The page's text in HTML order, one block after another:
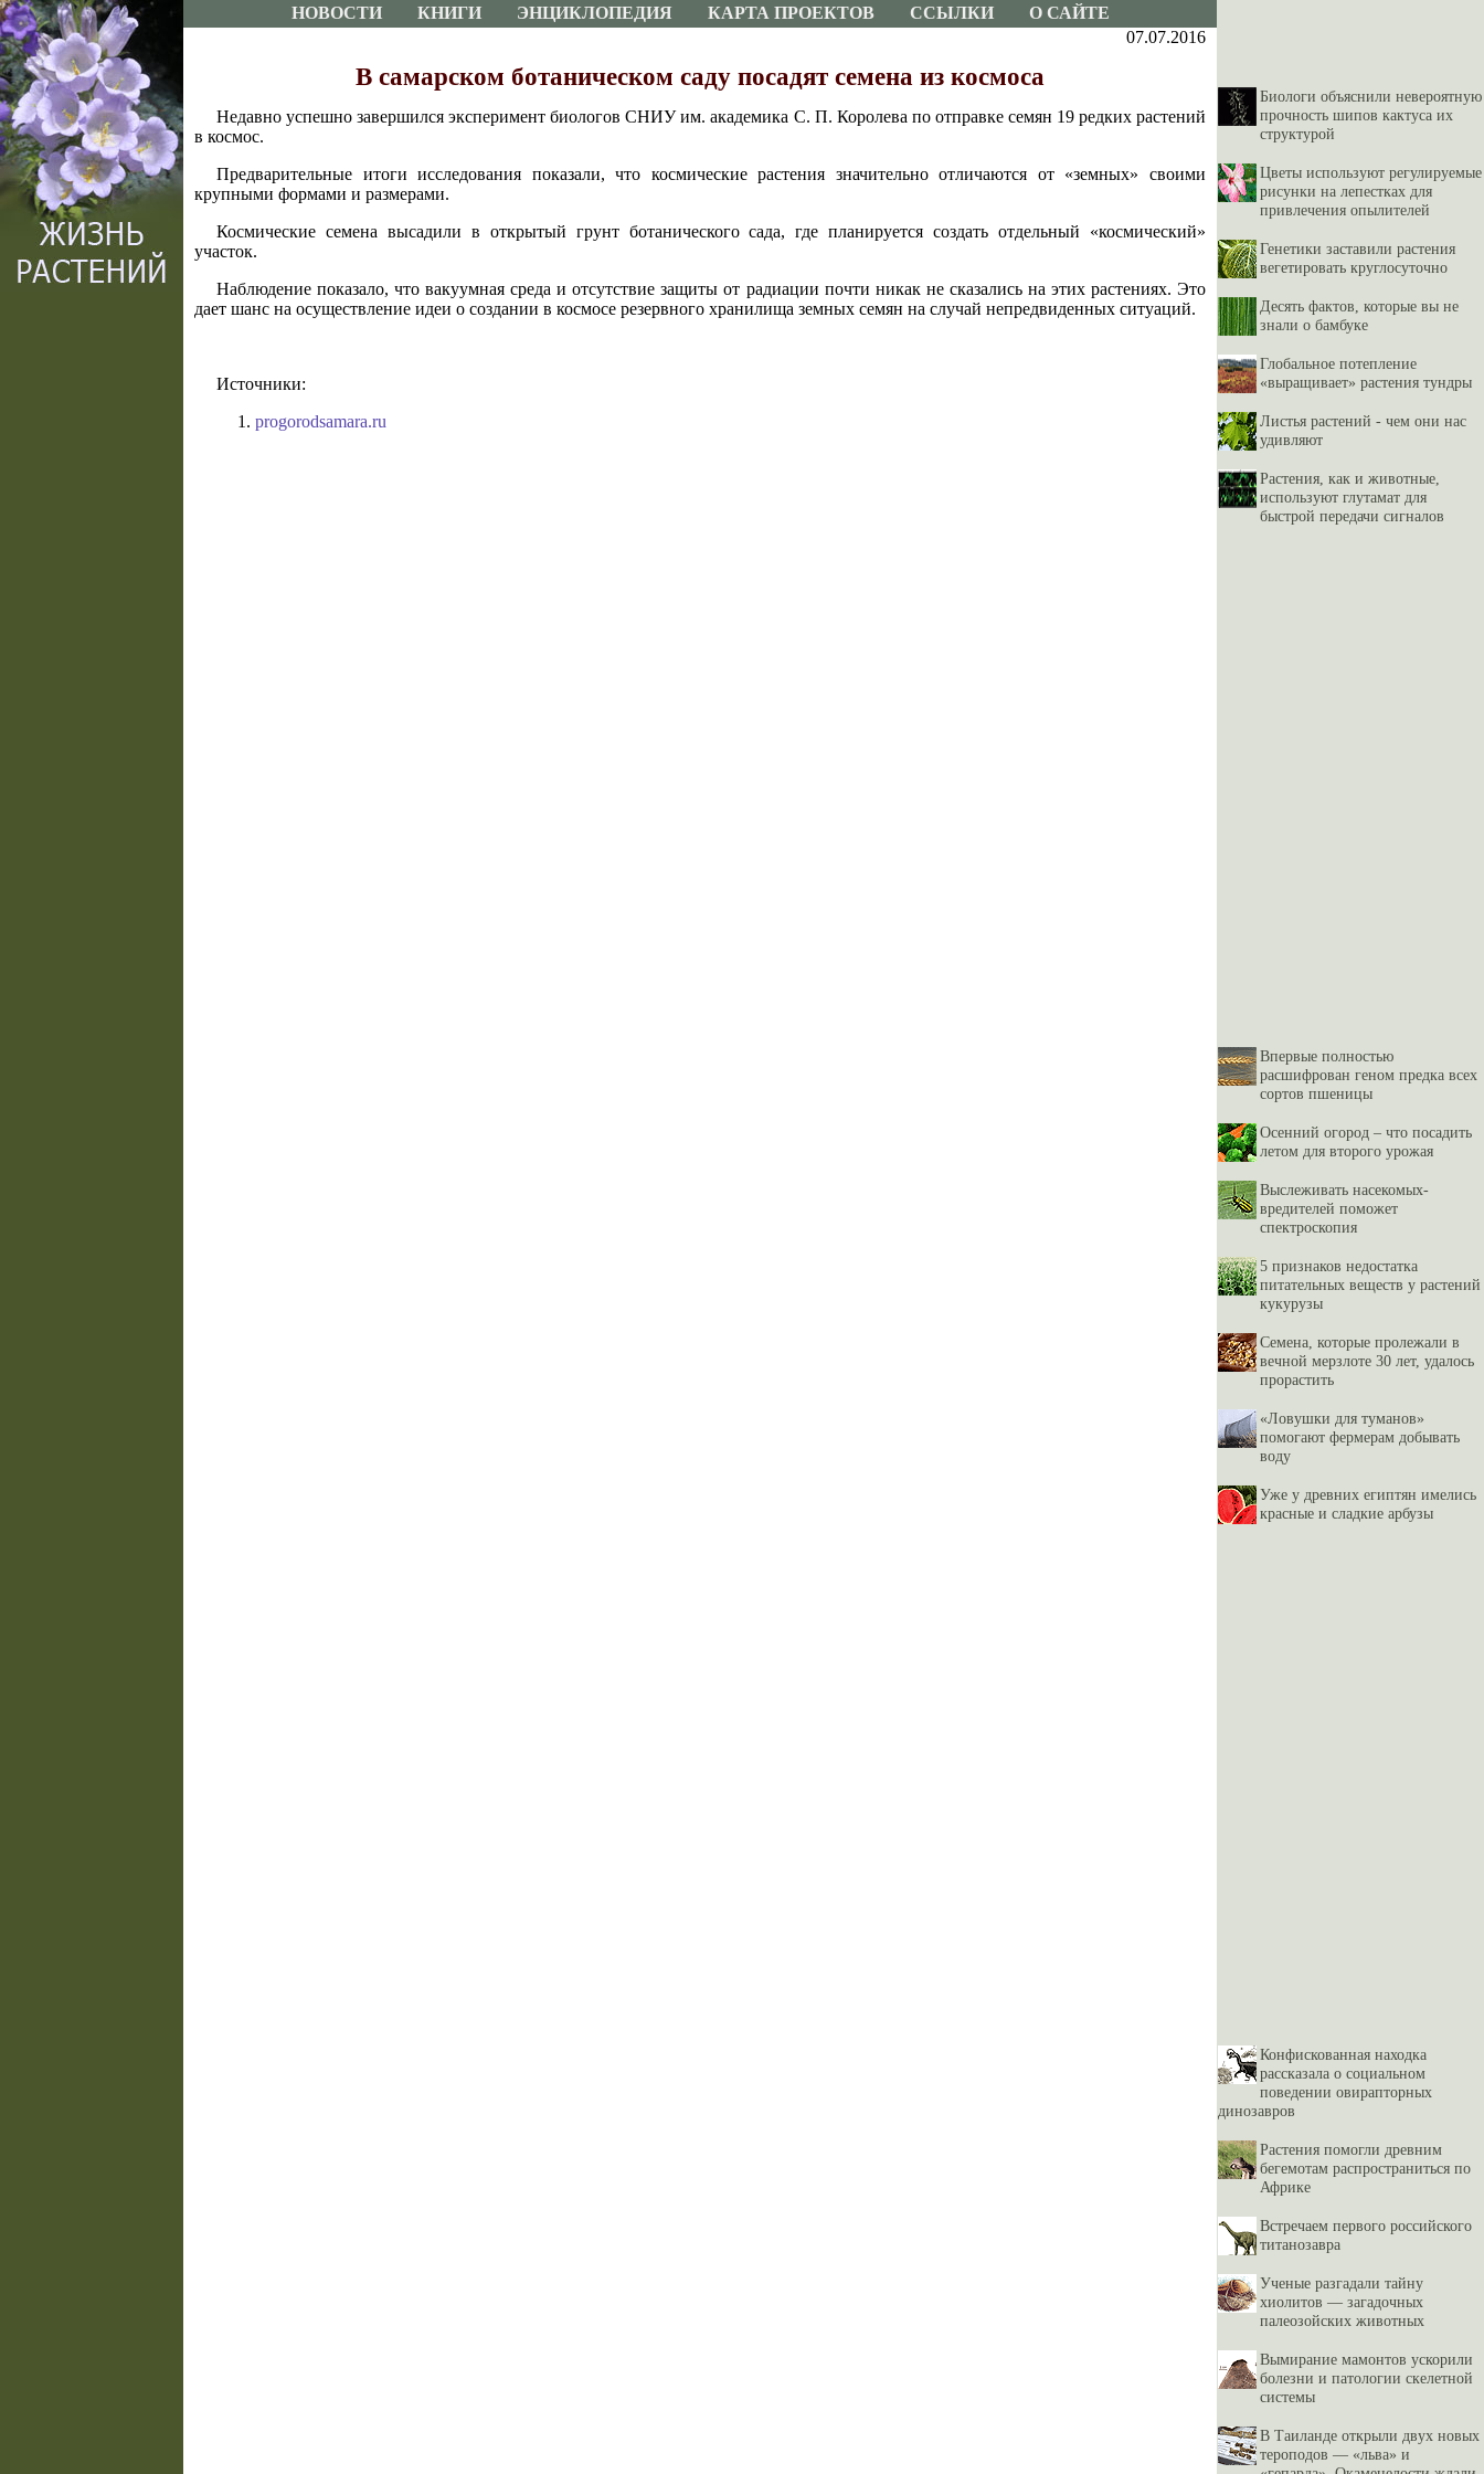
НОВОСТИ КНИГИ ЭНЦИКЛОПЕДИЯ КАРТА ПРОЕКТОВ ССЫЛКИ
О САЙТЕ
07.07.2016
В самарском ботаническом саду посадят семена из космоса
Недавно успешно завершился эксперимент биологов СНИУ им. академика С. П. Королева по отправке семян 19 редких растений
в космос.
Предварительные итоги исследования показали, что космические растения значительно отличаются от «земных» своими
крупными формами и размерами.
Космические семена высадили в открытый грунт ботанического сада, где планируется создать отдельный «космический»
участок.
Наблюдение показало, что вакуумная среда и отсутствие защиты от радиации почти никак не сказались на этих растениях. Это
дает шанс на осуществление идеи о создании в космосе резервного хранилища земных семян на случай непредвиденных ситуаций.
Источники:
progorodsamara.ru
Биологи объяснили невероятную
прочность шипов кактуса их
структурой
Цветы используют регулируемые
рисунки на лепестках для
привлечения опылителей
Генетики заставили растения
вегетировать круглосуточно
Десять фактов, которые вы не
знали о бамбуке
Глобальное потепление
«выращивает» растения тундры
Листья растений - чем они нас
удивляют
Растения, как и животные,
используют глутамат для
быстрой передачи сигналов
Впервые полностью
расшифрован геном предка всех
сортов пшеницы
Осенний огород – что посадить
летом для второго урожая
Выслеживать насекомых-
вредителей поможет
спектроскопия
5 признаков недостатка
питательных веществ у растений
кукурузы
Семена, которые пролежали в
вечной мерзлоте 30 лет, удалось
прорастить
«Ловушки для туманов»
помогают фермерам добывать
воду
Уже у древних египтян имелись
красные и сладкие арбузы
Конфискованная находка
рассказала о социальном
поведении овирапторных
динозавров
Растения помогли древним
бегемотам распространиться по
Африке
Встречаем первого российского
титанозавра
Ученые разгадали тайну
хиолитов — загадочных
палеозойских животных
Вымирание мамонтов ускорили
болезни и патологии скелетной
системы
В Таиланде открыли двух новых
тероподов — «льва» и